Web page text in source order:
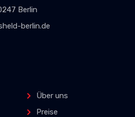
Berlin
berlin.de
Über uns
Preise